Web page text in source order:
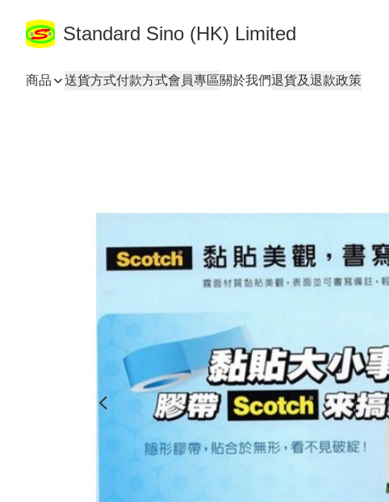
Standard Sino (HK) Limited
商品 送貨方式付款方式會員專區關於我們退貨及退款政策